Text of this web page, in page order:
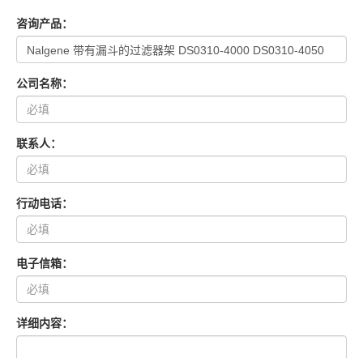
咨询产品：
公司名称：
联系人：
行动电话：
电子信箱：
详细内容：